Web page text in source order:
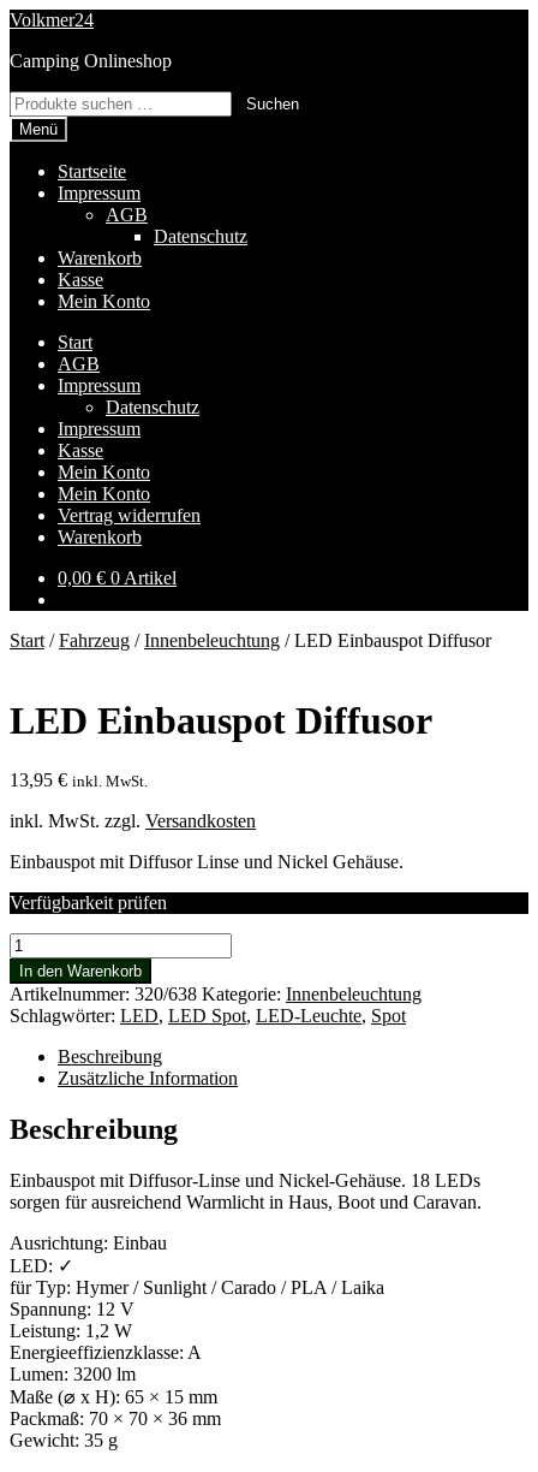
Zur
springen
Zum
springen
Volkmer24
Camping Onlineshop
Suchen
nach:
Suchen
Menü
Startseite
Impressum
AGB
Datenschutz
Warenkorb
Kasse
Mein Konto
Start
AGB
Impressum
Datenschutz
Impressum
Kasse
Mein Konto
Mein Konto
Vertrag widerrufen
Warenkorb
0,00 € 0 Artikel
Start /Fahrzeug /Innenbeleuchtung /LED Einbauspot Diffusor
LED Einbauspot Diffusor
13,95 € inkl. MwSt.
inkl. MwSt. zzgl. Versandkosten
Einbauspot mit Diffusor Linse und Nickel Gehäuse.
Verfügbarkeit prüfen
LED
Einbauspot
Diffusor
Menge
In den Warenkorb
Artikelnummer: 320/638 Kategorie: Innenbeleuchtung
Schlagwörter: LED, LED Spot, LED-Leuchte, Spot
Beschreibung
Zusätzliche Information
Beschreibung
Einbauspot mit Diffusor-Linse und Nickel-Gehäuse. 18 LEDs
sorgen für ausreichend Warmlicht in Haus, Boot und Caravan.
Ausrichtung: Einbau
LED: ✓
für Typ: Hymer / Sunlight / Carado / PLA / Laika
Spannung: 12 V
Leistung: 1,2 W
Energieeffizienzklasse: A
Lumen: 3200 lm
Maße (⌀ x H): 65 × 15 mm
Packmaß: 70 × 70 × 36 mm
Gewicht: 35 g